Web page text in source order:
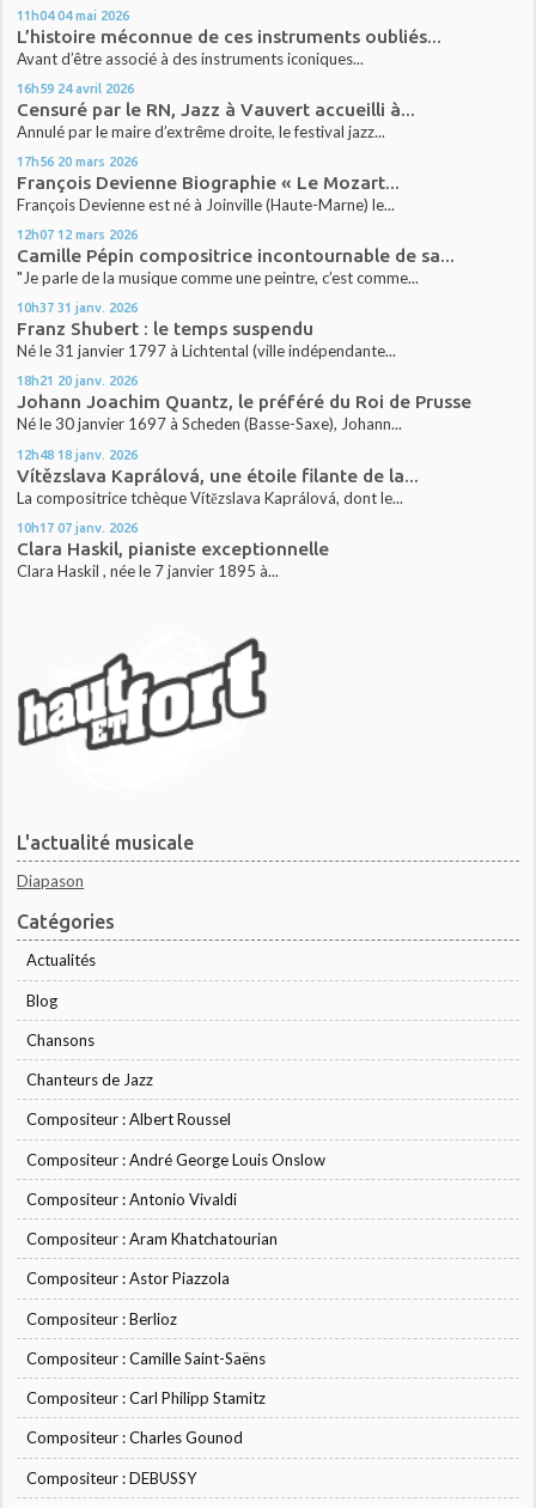
11h04 04 mai 2026
L’histoire méconnue de ces instruments oubliés...
Avant d’être associé à des instruments iconiques...
16h59 24 avril 2026
Censuré par le RN, Jazz à Vauvert accueilli à...
Annulé par le maire d’extrême droite, le festival jazz...
17h56 20 mars 2026
François Devienne Biographie « Le Mozart...
François Devienne est né à Joinville (Haute-Marne) le...
12h07 12 mars 2026
Camille Pépin compositrice incontournable de sa...
"Je parle de la musique comme une peintre, c’est comme...
10h37 31 janv. 2026
Franz Shubert : le temps suspendu
Né le 31 janvier 1797 à Lichtental (ville indépendante...
18h21 20 janv. 2026
Johann Joachim Quantz, le préféré du Roi de Prusse
Né le 30 janvier 1697 à Scheden (Basse-Saxe), Johann...
12h48 18 janv. 2026
Vítězslava Kaprálová, une étoile filante de la...
La compositrice tchèque Vítězslava Kaprálová, dont le...
10h17 07 janv. 2026
Clara Haskil, pianiste exceptionnelle
Clara Haskil , née le 7 janvier 1895 à...
L'actualité musicale
Diapason
Catégories
Actualités
Blog
Chansons
Chanteurs de Jazz
Compositeur : Albert Roussel
Compositeur : André George Louis Onslow
Compositeur : Antonio Vivaldi
Compositeur : Aram Khatchatourian
Compositeur : Astor Piazzola
Compositeur : Berlioz
Compositeur : Camille Saint-Saëns
Compositeur : Carl Philipp Stamitz
Compositeur : Charles Gounod
Compositeur : DEBUSSY